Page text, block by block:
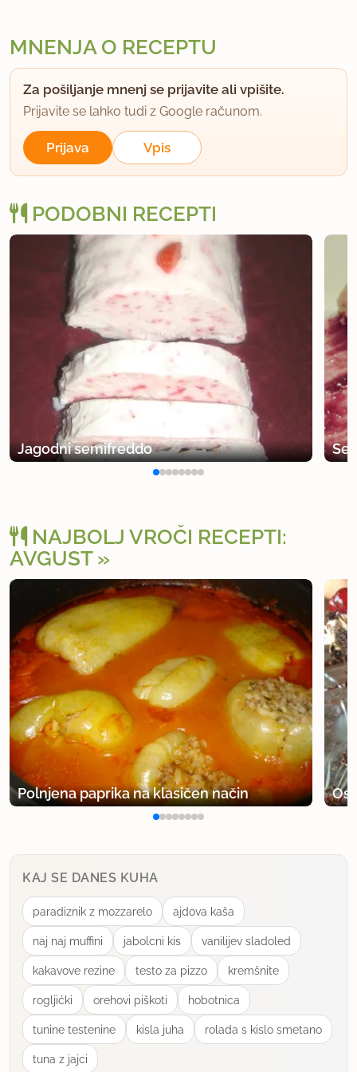
MNENJA O RECEPTU
Za pošiljanje mnenj se prijavite ali vpišite.
Prijavite se lahko tudi z Google računom.
Prijava Vpis
PODOBNI RECEPTI
Jagodni semifreddo
NAJBOLJ VROČI RECEPTI:
AVGUST
Polnjena paprika na klasičen način
KAJ SE DANES KUHA
paradiznik z mozzarelo ajdova kaša
naj naj muffini jabolcni kis vanilijev sladoled
kakavove rezine testo za pizzo kremšnite
rogljićki orehovi piškoti hobotnica
tunine testenine kisla juha rolada s kislo smetano
tuna z jajci